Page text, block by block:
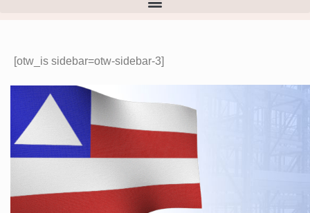
[otw_is sidebar=otw-sidebar-3]